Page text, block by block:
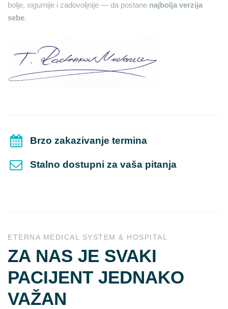
bolje, sigurnije i zadovoljnije — da postane najbolja verzija
sebe.
Brzo zakazivanje termina
Stalno dostupni za vaša pitanja
ETERNA MEDICAL SYSTEM & HOSPITAL
ZA NAS JE SVAKI
PACIJENT JEDNAKO
VAŽAN